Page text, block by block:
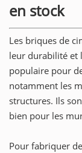
en stock
Les briques de
leur durabilité et
populaire pour
notamment les
structures. Ils
bien pour les
Pour fabriquer